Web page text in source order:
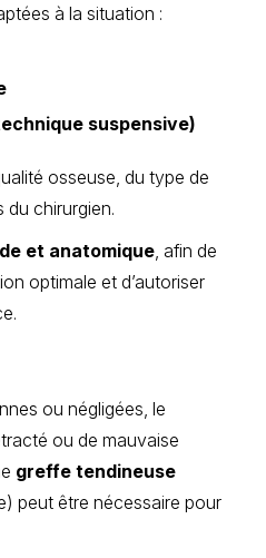
à la situation :
suspensive)
osseuse, du type de
du chirurgien.
et anatomique , afin de
optimale et d’autoriser
ou négligées, le
ou de mauvaise
greffe tendineuse
peut être nécessaire pour